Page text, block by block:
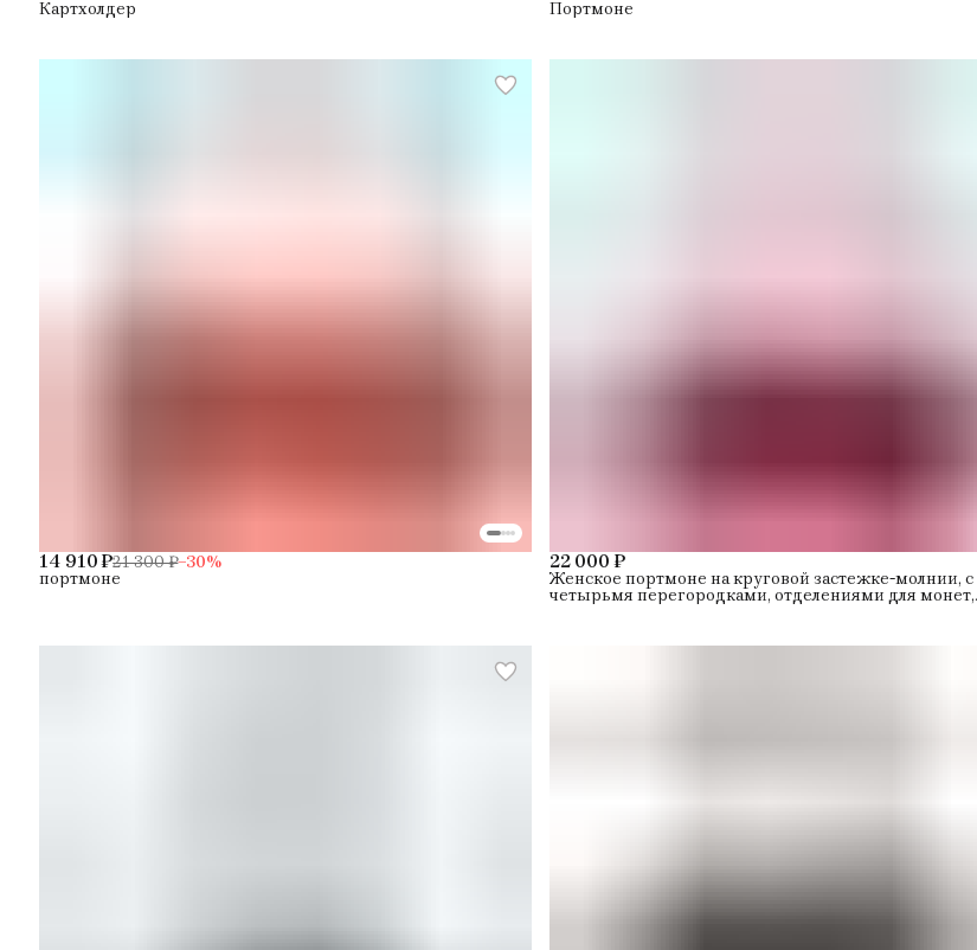
Картхолдер
Портмоне
14 910 ₽21 300 ₽−30%
портмоне
22 000 ₽
Женское портмоне на круговой застежке-молнии, с
четырьмя перегородками, отделениями для монет,